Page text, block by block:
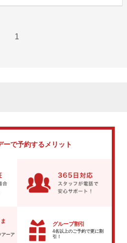
1
ーで予約するメリット
アーア
グループ割引
4名以上のご予約で更に割
引！